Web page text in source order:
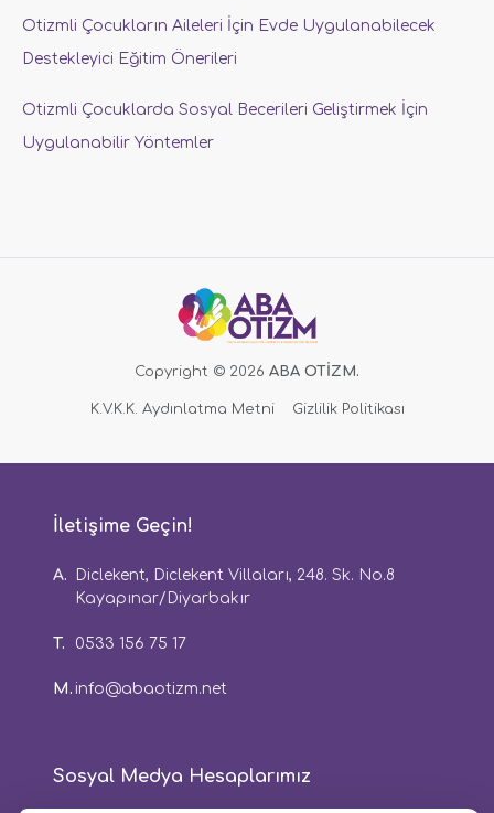
Otizmli Çocukların Aileleri İçin Evde Uygulanabilecek
Destekleyici Eğitim Önerileri
Otizmli Çocuklarda Sosyal Becerileri Geliştirmek İçin
Uygulanabilir Yöntemler
Copyright © 2026 ABA OTİZM.
K.V.K.K. Aydınlatma Metni Gizlilik Politikası
İletişime Geçin!
A.
Diclekent, Diclekent Villaları, 248. Sk. No.8
Kayapınar/Diyarbakır
T. 0533 156 75 17
M. info@abaotizm.net
Sosyal Medya Hesaplarımız